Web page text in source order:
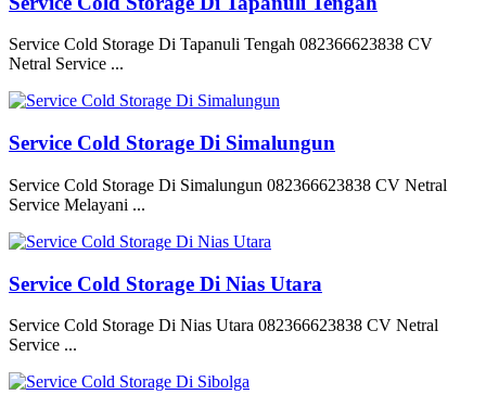
Service Cold Storage Di Tapanuli Tengah 082366623838 CV
Netral Service ...
Service Cold Storage Di Simalungun
Service Cold Storage Di Simalungun 082366623838 CV Netral
Service Melayani ...
Service Cold Storage Di Nias Utara
Service Cold Storage Di Nias Utara 082366623838 CV Netral
Service ...